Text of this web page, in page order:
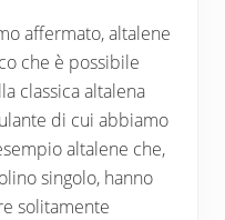
affermato, altalene
che è possibile
classica altalena
di cui abbiamo
altalene che,
singolo, hanno
solitamente